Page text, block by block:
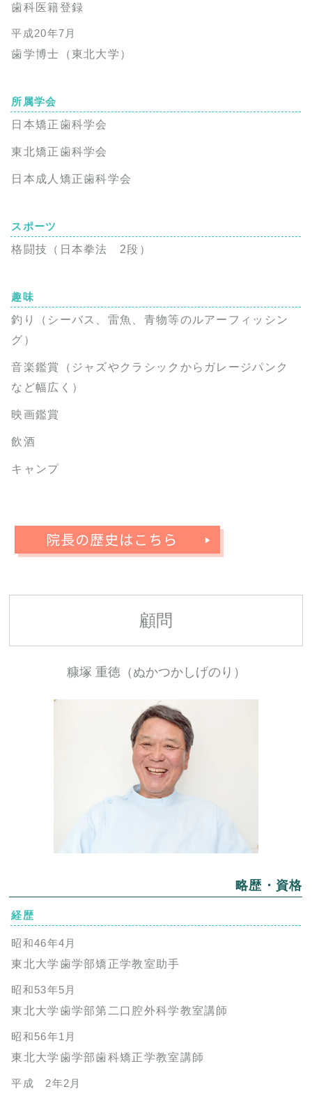
歯科医籍登録
平成20年7月
歯学博士（東北大学）
所属学会
日本矯正歯科学会
東北矯正歯科学会
日本成人矯正歯科学会
スポーツ
格闘技（日本拳法 2段）
趣味
釣り（シーバス、雷魚、青物等のルアーフィッシン
グ）
音楽鑑賞（ジャズやクラシックからガレージパンク
など幅広く）
映画鑑賞
飲酒
キャンプ
顧問
糠塚 重徳（ぬかつかしげのり）
略歴・資格
経歴
昭和46年4月
東北大学歯学部矯正学教室助手
昭和53年5月
東北大学歯学部第二口腔外科学教室講師
昭和56年1月
東北大学歯学部歯科矯正学教室講師
平成 2年2月